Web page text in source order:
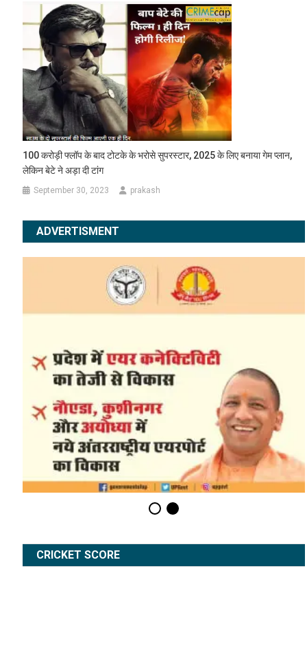
100 करोड़ी फ्लॉप के बाद टोटके के भरोसे सुपरस्टार, 2025 के लिए बनाया गेम प्लान,
लेकिन बेटे ने अड़ा दी टांग
September 30, 2023 prakash
ADVERTISMENT